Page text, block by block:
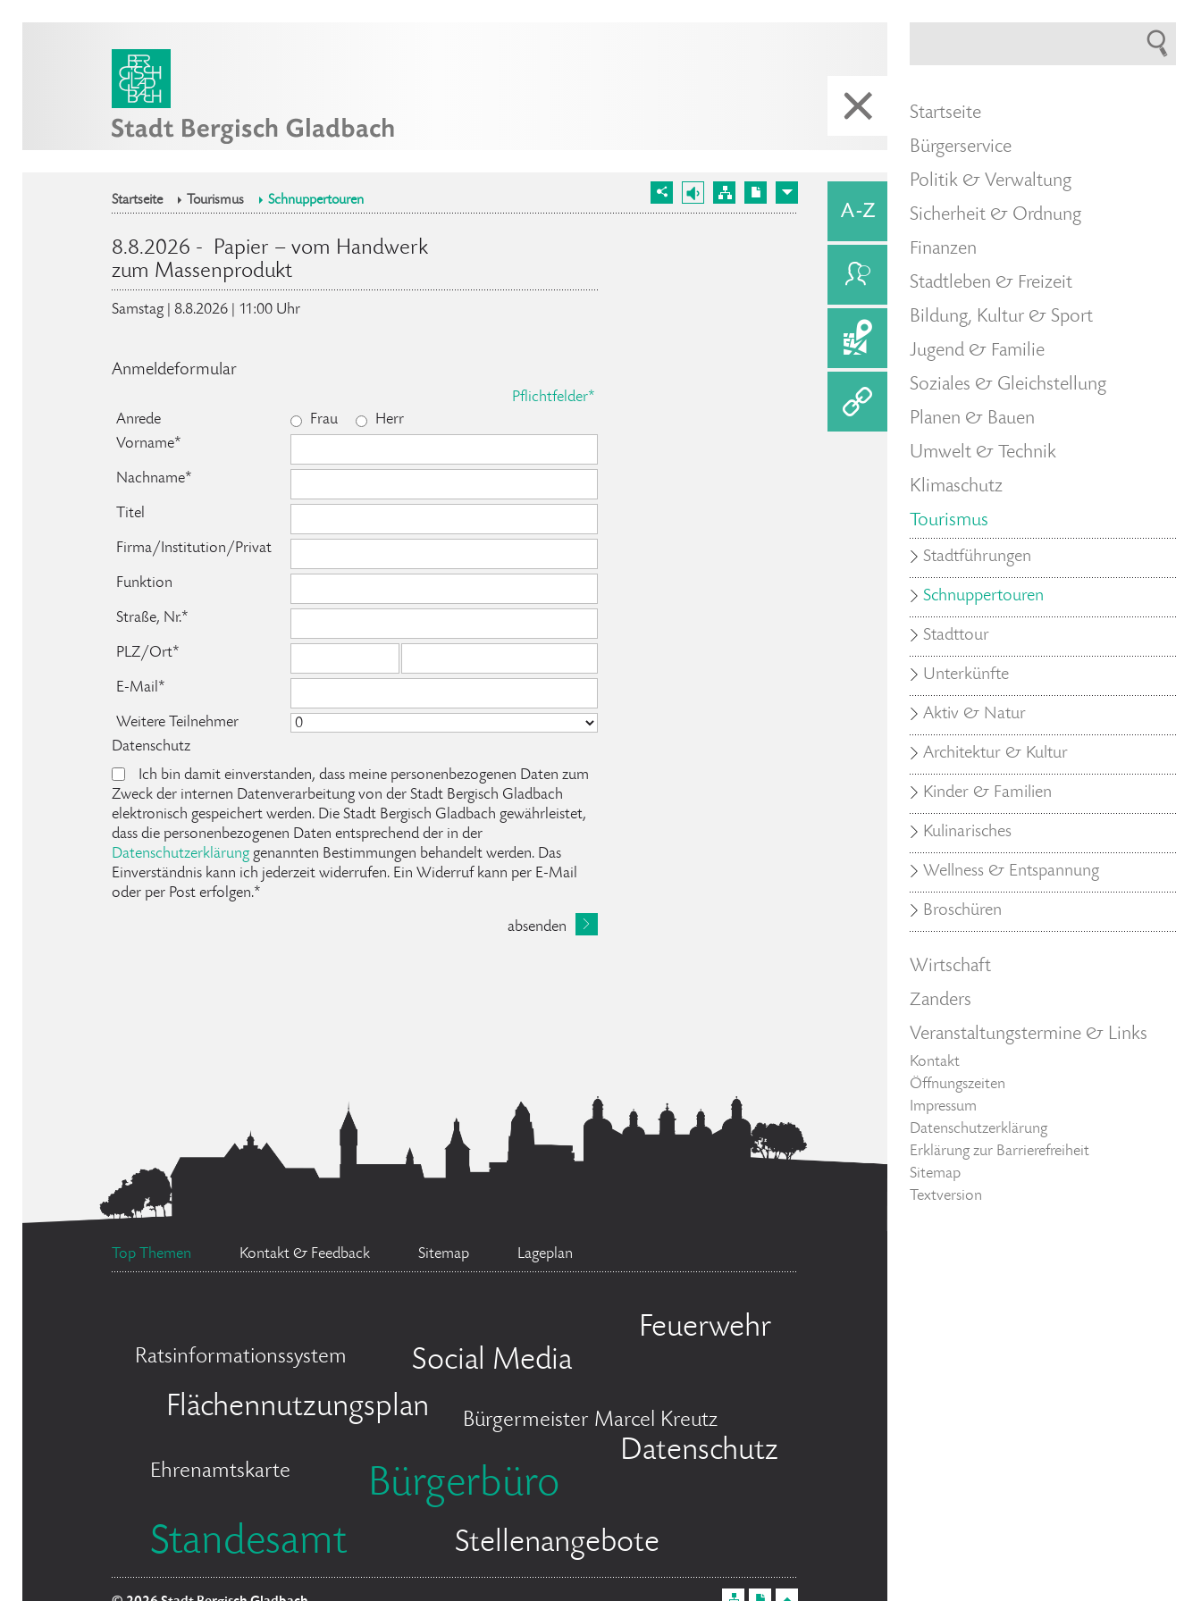
Startseite Tourismus Schnuppertouren
8.8.2026 - Papier – vom Handwerk
zum Massenprodukt
Samstag | 8.8.2026 | 11:00 Uhr
Anmeldeformular
Pflichtfelder*
Anrede
Frau
Herr
Vorname*
Nachname*
Titel
Firma/Institution/Privat
Funktion
Straße, Nr.*
PLZ/Ort*
E-Mail*
Weitere Teilnehmer
Datenschutz
Ich bin damit einverstanden, dass meine personenbezogenen Daten zum
Zweck der internen Datenverarbeitung von der Stadt Bergisch Gladbach
elektronisch gespeichert werden. Die Stadt Bergisch Gladbach gewährleistet,
dass die personenbezogenen Daten entsprechend der in der
Datenschutzerklärunggenannten Bestimmungen behandelt werden. Das
Einverständnis kann ich jederzeit widerrufen. Ein Widerruf kann per E-Mail
oder per Post erfolgen.*
absenden
Top Themen Kontakt & Feedback Sitemap Lageplan
Ratsinformationssystem Social Media
Feuerwehr
Flächennutzungsplan Bürgermeister Marcel Kreutz
Ehrenamtskarte Bürgerbüro
Datenschutz
Standesamt Stellenangebote
Startseite
Bürgerservice
Politik & Verwaltung
Sicherheit & Ordnung
Finanzen
Stadtleben & Freizeit
Bildung, Kultur & Sport
Jugend & Familie
Soziales & Gleichstellung
Planen & Bauen
Umwelt & Technik
Klimaschutz
Tourismus
Stadtführungen
Schnuppertouren
Stadttour
Unterkünfte
Aktiv & Natur
Architektur & Kultur
Kinder & Familien
Kulinarisches
Wellness & Entspannung
Broschüren
Wirtschaft
Zanders
Veranstaltungstermine & Links
Kontakt
Öffnungszeiten
Impressum
Datenschutzerklärung
Erklärung zur Barrierefreiheit
Sitemap
Textversion